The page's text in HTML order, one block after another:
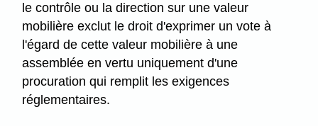
le contrôle ou la direction sur une valeur
mobilière exclut le droit d'exprimer un vote à
l'égard de cette valeur mobilière à une
assemblée en vertu uniquement d'une
procuration qui remplit les exigences
réglementaires.